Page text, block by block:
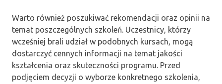
Warto również poszukiwać rekomendacji oraz opinii na
temat poszczególnych szkoleń. Uczestnicy, którzy
wcześniej brali udział w podobnych kursach, mogą
dostarczyć cennych informacji na temat jakości
kształcenia oraz skuteczności programu. Przed
podjęciem decyzji o wyborze konkretnego szkolenia,